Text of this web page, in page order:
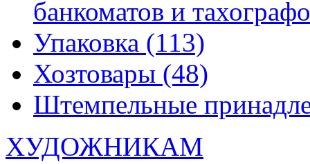
банкоматов и
Упаковка (113)
Хозтовары (48)
Штемпельные
ХУДОЖНИКАМ